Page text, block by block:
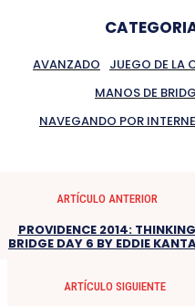
AVANZADO JUEGO DE LA
MANOS DE
NAVEGANDO POR
ARTÍCULO ANTERIOR
PROVIDENCE 2014: THINKING
BRIDGE DAY 6 BY EDDIE
ARTÍCULO SIGUIENTE